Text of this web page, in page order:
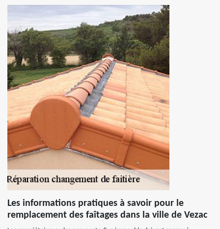
Les informations pratiques à savoir pour le
remplacement des faîtages dans la ville de Vezac